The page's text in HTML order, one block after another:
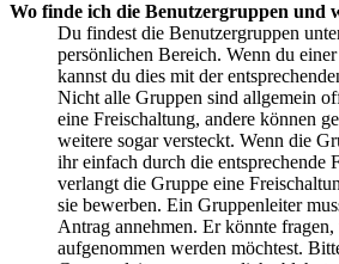
Wo finde ich die Benutzergruppen und
Du findest die Benutzergruppen
persönlichen Bereich. Wenn du
kannst du dies mit der
Nicht alle Gruppen sind allgemein
eine Freischaltung, andere können
weitere sogar versteckt. Wenn die
ihr einfach durch die entsprechende
verlangt die Gruppe eine
sie bewerben. Ein Gruppenleiter
Antrag annehmen. Er könnte
aufgenommen werden möchtest.